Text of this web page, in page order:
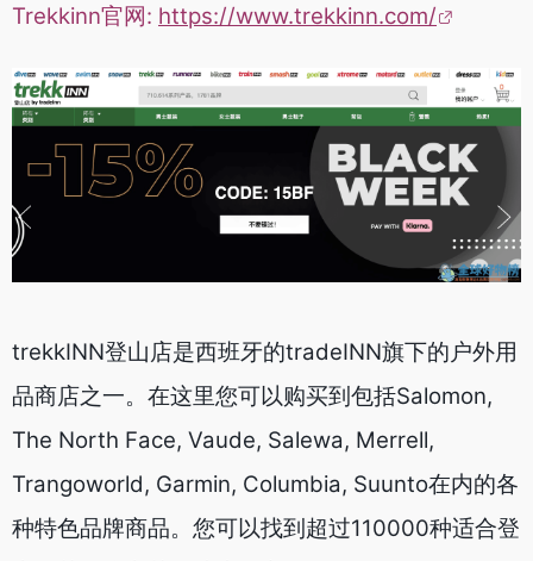
Trekkinn官网: https://www.trekkinn.com/
trekkINN登山店是西班牙的tradeINN旗下的户外用
品商店之一。在这里您可以购买到包括Salomon,
The North Face, Vaude, Salewa, Merrell,
Trangoworld, Garmin, Columbia, Suunto在内的各
种特色品牌商品。您可以找到超过110000种适合登